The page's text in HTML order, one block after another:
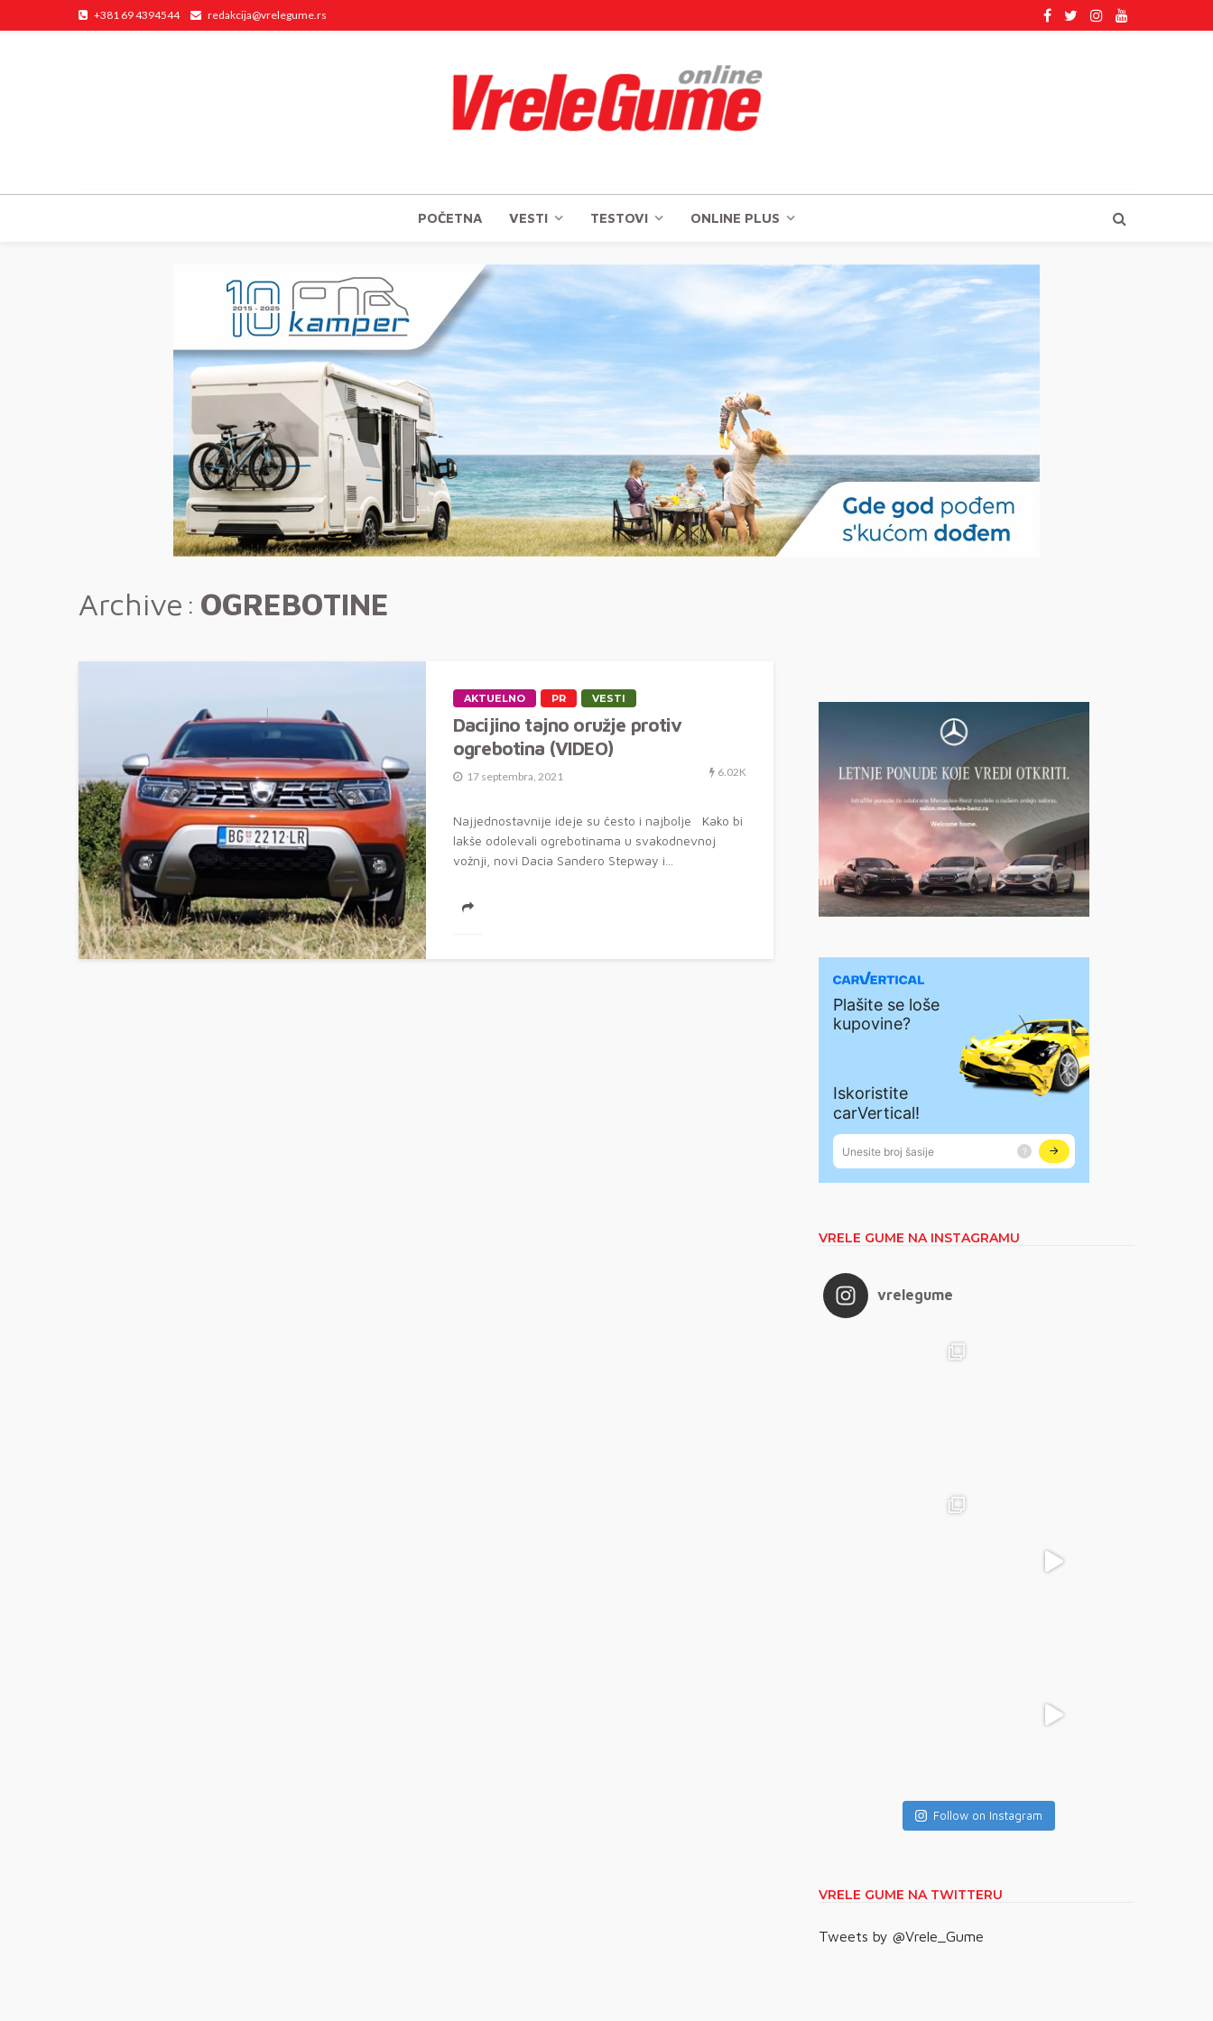
+381 69 4394544 redakcija@vrelegume.rs
POČETNA VESTI TESTOVI ONLINE PLUS
Archive OGREBOTINE
AKTUELNO PR VESTI
Dacijino tajno oružje protiv
ogrebotina (VIDEO)
17 septembra, 2021 6.02K
Najjednostavnije ideje su često i najbolje Kako bi
lakše odolevali ogrebotinama u svakodnevnoj
vožnji, novi Dacia Sandero Stepway i...
VRELE GUME NA INSTAGRAMU
vrelegume
Follow on Instagram
VRELE GUME NA TWITTERU
Tweets by @Vrele_Gume